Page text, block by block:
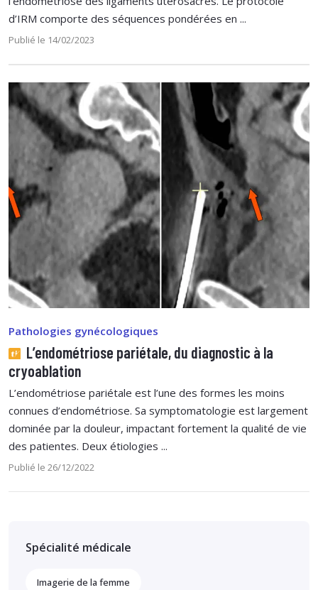
d’IRM comporte des séquences pondérées en ...
Publié le 14/02/2023
Pathologies gynécologiques
L’endométriose pariétale, du diagnostic à la
cryoablation
L’endométriose pariétale est l’une des formes les moins
connues d’endométriose. Sa symptomatologie est largement
dominée par la douleur, impactant fortement la qualité de vie
des patientes. Deux étiologies ...
Publié le 26/12/2022
Spécialité médicale
Imagerie de la femme